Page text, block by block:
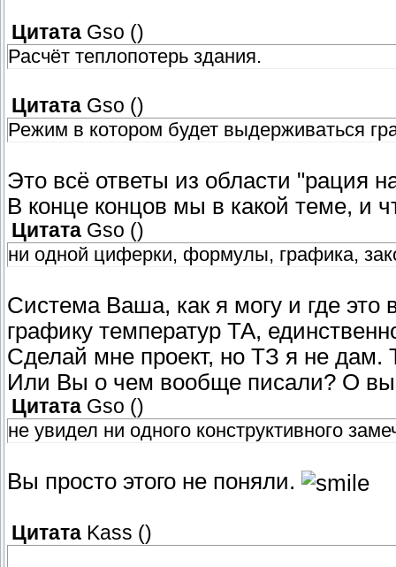
Цитата Gso ()
Расчёт теплопотерь здания.
Цитата Gso ()
Режим в котором будет выдерживаться
Это всё ответы из области "рация
В конце концов мы в какой теме, и
Цитата Gso ()
ни одной циферки, формулы, графика,
Система Ваша, как я могу и где это
графику температур ТА,
Сделай мне проект, но ТЗ я не дам.
Или Вы о чем вообще писали? О
Цитата Gso ()
не увидел ни одного конструктивного
Вы просто этого не поняли.
Цитата Kass ()